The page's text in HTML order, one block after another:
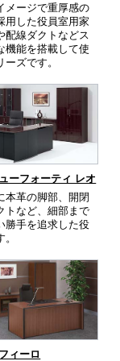
メージで重厚感の
用した役員室用家
配線ダクトなどス
機能を搭載して使
ズです。
ーフォーティ レオ
本革の脚部、開閉
トなど、細部まで
勝手を追求した役
ィーロ